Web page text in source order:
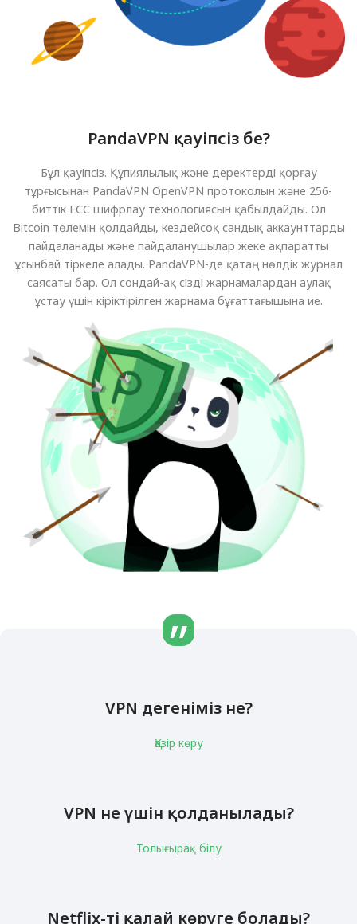
PandaVPN қауіпсіз бе?
Бұл қауіпсіз. Құпиялылық және деректерді қорғау
тұрғысынан PandaVPN OpenVPN протоколын және 256-
биттік ECC шифрлау технологиясын қабылдайды. Ол
Bitcoin төлемін қолдайды, кездейсоқ сандық аккаунттарды
пайдаланады және пайдаланушылар жеке ақпаратты
ұсынбай тіркеле алады. PandaVPN-де қатаң нөлдік журнал
саясаты бар. Ол сондай-ақ сізді жарнамалардан аулақ
ұстау үшін кіріктірілген жарнама бұғаттағышына ие.
VPN дегеніміз не?
Қазір көру
VPN не үшін қолданылады?
Толығырақ білу
Netflix-ті қалай көруге болады?